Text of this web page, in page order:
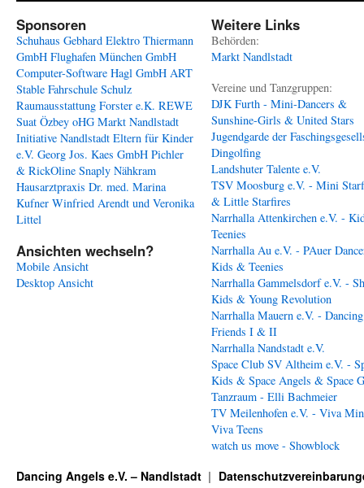
Sponsoren
Schuhaus Gebhard Elektro Thiermann
GmbH Flughafen München GmbH
Computer-Software Hagl GmbH ART
Stable Fahrschule Schulz
Raumausstattung Forster e.K. REWE
Suat Özbey oHG Markt Nandlstadt
Initiative Nandlstadt Eltern für Kinder
e.V. Georg Jos. Kaes GmbH Pichler
& RickOline Snaply Nähkram
Hausarztpraxis Dr. med. Marina
Kufner Winfried Arendt und Veronika
Littel
Ansichten wechseln?
Mobile Ansicht
Desktop Ansicht
Weitere Links
Behörden:
Markt Nandlstadt
Vereine und Tanzgruppen:
DJK Furth - Mini-Dancers &
Sunshine-Girls & United Stars
Jugendgarde der
Dingolfing
Landshuter Talente e.V.
TSV Moosburg e.V. - Mini
& Little Starfires
Narrhalla Attenkirchen e.V. -
Teenies
Narrhalla Au e.V. - PAuer
Kids & Teenies
Narrhalla Gammelsdorf e.V. -
Kids & Young Revolution
Narrhalla Mauern e.V. - Dancing
Friends I & II
Narrhalla Nandstadt e.V.
Space Club SV Altheim e.V. -
Kids & Space Angels & Space
Tanzraum - Elli Bachmeier
TV Meilenhofen e.V. - Viva
Viva Teens
watch us move - Showblock
Dancing Angels e.V. – Nandlstadt